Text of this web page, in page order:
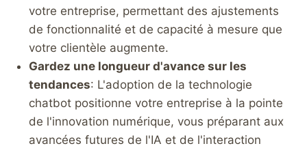
votre entreprise, permettant des ajustements
de fonctionnalité et de capacité à mesure que
votre clientèle augmente.
Gardez une longueur d'avance sur les
tendances: L'adoption de la technologie
chatbot positionne votre entreprise à la pointe
de l'innovation numérique, vous préparant aux
avancées futures de l'IA et de l'interaction